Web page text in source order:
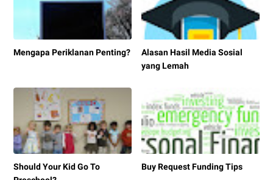
Mengapa Periklanan Penting?
Alasan Hasil Media Sosial
yang Lemah
Should Your Kid Go To
Buy Request Funding Tips